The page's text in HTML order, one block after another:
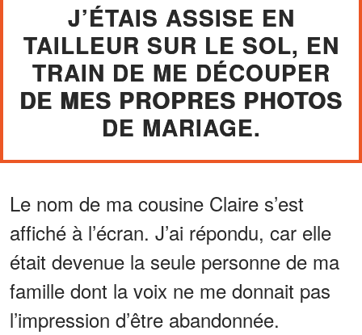
J’ÉTAIS ASSISE EN
TAILLEUR SUR LE SOL, EN
TRAIN DE ME DÉCOUPER
DE MES PROPRES PHOTOS
DE MARIAGE.
Le nom de ma cousine Claire s’est
affiché à l’écran. J’ai répondu, car elle
était devenue la seule personne de ma
famille dont la voix ne me donnait pas
l’impression d’être abandonnée.